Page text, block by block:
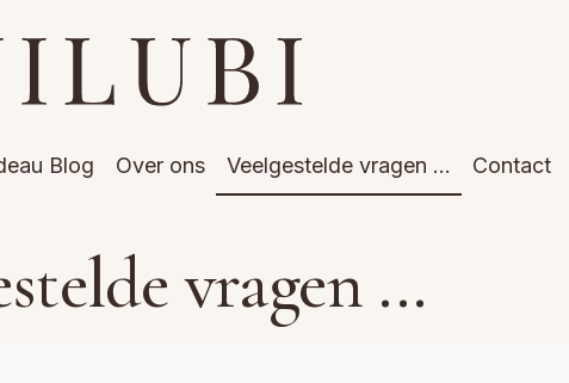
Blog Over ons Veelgestelde vragen … Contact
vragen ...